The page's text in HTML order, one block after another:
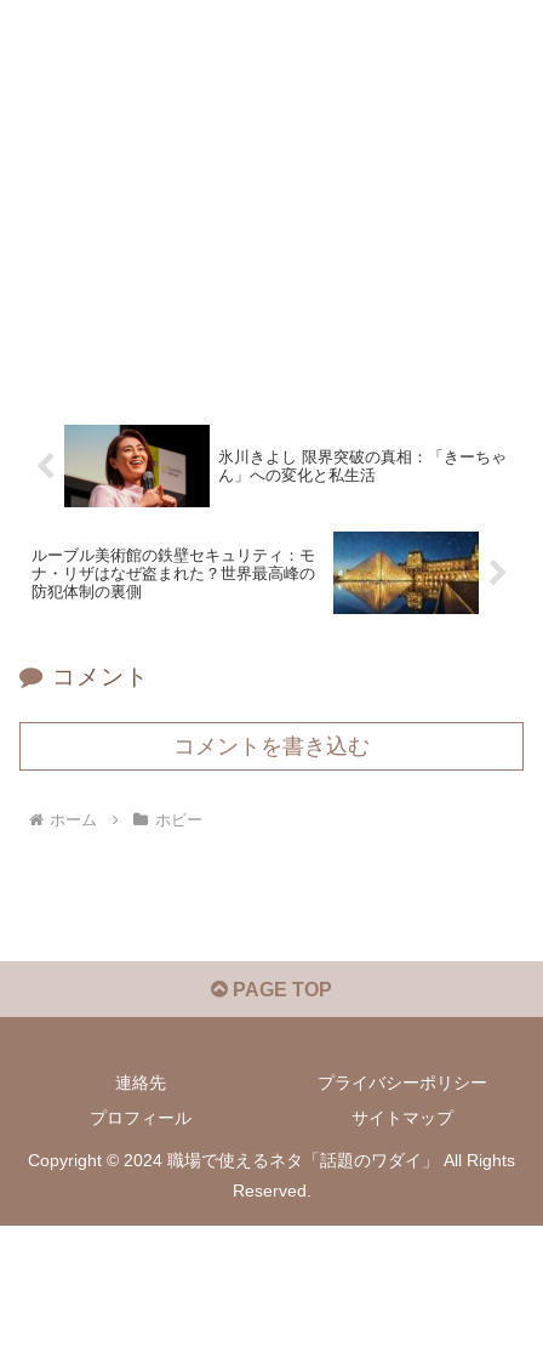
氷川きよし 限界突破の真相：「きーちゃ
ん」への変化と私生活
ルーブル美術館の鉄壁セキュリティ：モ
ナ・リザはなぜ盗まれた？世界最高峰の
防犯体制の裏側
コメント
コメントを書き込む
ホーム ホビー
PAGE TOP
連絡先
プライバシーポリシー
プロフィール
サイトマップ
Copyright © 2024 職場で使えるネタ「話題のワダイ」 All Rights
Reserved.